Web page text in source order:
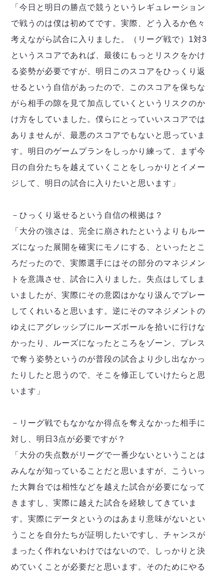
「今日と明日の勝点で競うというレギュレーション
で戦うのは僕は初めてです。実際、どう入るか色々
考えながら試合に入りました。（リーグ戦で）1対3
というスコアであれば、最後にもっとリスクをかけ
る姿勢が必要ですが、明日このスコアをひっくり返
せるという自信があったので、このスコアを保ちな
がら相手の隙を見て加点していくというリスクのか
け方をしていました。僕らにとっていいスコアでは
ありませんが、最悪のスコアでもないと思っていま
す。明日のゲームプランをしっかり練って、まず今
日の自分たちを越えていくことをしっかりとイメー
ジして、明日の試合に入りたいと思います」
－ひっくり返せるという自信の根拠は？
「大分の強さは、完全に崩されたというよりもルー
ズになった展開を確実にモノにする、といったとこ
ろだったので、実際選手にはその部分のマネジメン
トを意識させ、試合に入りました。失点はしてしま
いましたが、実際にその意図はかなり汲んでプレー
してくれいると思います。逆にそのマネジメントの
ゆえにアグレッシブにルーズボールを拾いに行けな
かったり、ルーズになったところをゾーン、プレス
で奪う姿勢というのが普段の試合より少し出なかっ
たりしたと思うので、そこを修正していけたらと思
います」
－リーグ戦でもなかなか得点を奪えなかった相手に
対し、明日3点が必要ですが？
「大分の失点数がリーグで一番少ないということは
みんなが知っていることだと思いますが、こういっ
た大舞台では相性などを越えた試合が必要になって
きますし、実際に越えた試合を経験してきていま
す。実際にデータというのはあまり意味がないとい
うことを自分たちが証明したいですし、チャンスが
まったく作れないわけではないので、しっかりと決
めていくことが必要だと思います。そのためにやる